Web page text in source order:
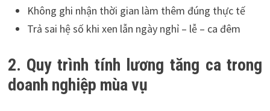
Không ghi nhận thời gian làm thêm đúng thực tế
Trả sai hệ số khi xen lẫn ngày nghỉ – lễ – ca đêm
2. Quy trình tính lương tăng ca trong
doanh nghiệp mùa vụ